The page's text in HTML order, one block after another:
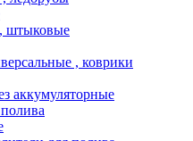
штыковые
, коврики
аккумуляторные